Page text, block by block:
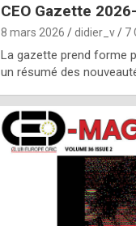
CEO Gazette
8 mars 2026 didier_v 7
La gazette prend forme
un résumé des